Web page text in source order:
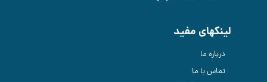
لینکهای مفید
درباره ما
تماس با ما